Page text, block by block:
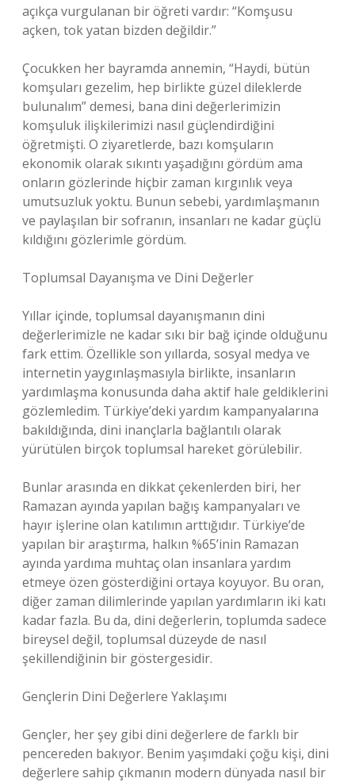
açıkça vurgulanan bir öğreti vardır: “Komşusu
açken, tok yatan bizden değildir.”
Çocukken her bayramda annemin, “Haydi, bütün
komşuları gezelim, hep birlikte güzel dileklerde
bulunalım” demesi, bana dini değerlerimizin
komşuluk ilişkilerimizi nasıl güçlendirdiğini
öğretmişti. O ziyaretlerde, bazı komşuların
ekonomik olarak sıkıntı yaşadığını gördüm ama
onların gözlerinde hiçbir zaman kırgınlık veya
umutsuzluk yoktu. Bunun sebebi, yardımlaşmanın
ve paylaşılan bir sofranın, insanları ne kadar güçlü
kıldığını gözlerimle gördüm.
Toplumsal Dayanışma ve Dini Değerler
Yıllar içinde, toplumsal dayanışmanın dini
değerlerimizle ne kadar sıkı bir bağ içinde olduğunu
fark ettim. Özellikle son yıllarda, sosyal medya ve
internetin yaygınlaşmasıyla birlikte, insanların
yardımlaşma konusunda daha aktif hale geldiklerini
gözlemledim. Türkiye’deki yardım kampanyalarına
bakıldığında, dini inançlarla bağlantılı olarak
yürütülen birçok toplumsal hareket görülebilir.
Bunlar arasında en dikkat çekenlerden biri, her
Ramazan ayında yapılan bağış kampanyaları ve
hayır işlerine olan katılımın arttığıdır. Türkiye’de
yapılan bir araştırma, halkın %65’inin Ramazan
ayında yardıma muhtaç olan insanlara yardım
etmeye özen gösterdiğini ortaya koyuyor. Bu oran,
diğer zaman dilimlerinde yapılan yardımların iki katı
kadar fazla. Bu da, dini değerlerin, toplumda sadece
bireysel değil, toplumsal düzeyde de nasıl
şekillendiğinin bir göstergesidir.
Gençlerin Dini Değerlere Yaklaşımı
Gençler, her şey gibi dini değerlere de farklı bir
pencereden bakıyor. Benim yaşımdaki çoğu kişi, dini
değerlere sahip çıkmanın modern dünyada nasıl bir